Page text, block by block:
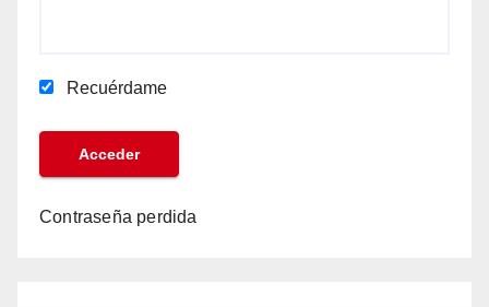
Recuérdame
Contraseña perdida